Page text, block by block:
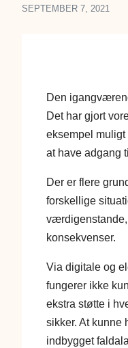
SEPTEMBER 7, 2021
Den
Det har gjort
eksempel muligt
at have adgang
Der er flere
forskellige
værdigenstande,
konsekvenser.
Via digitale og
fungerer ikke
ekstra støtte i
sikker. At kunne
indbygget